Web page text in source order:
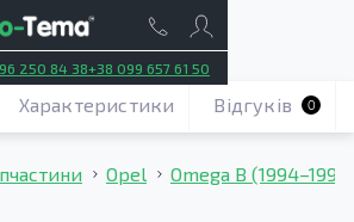
250 84 38+38 099 657 61 50
Opel Omega B (1994–1999)
Характеристики Відгуків 0